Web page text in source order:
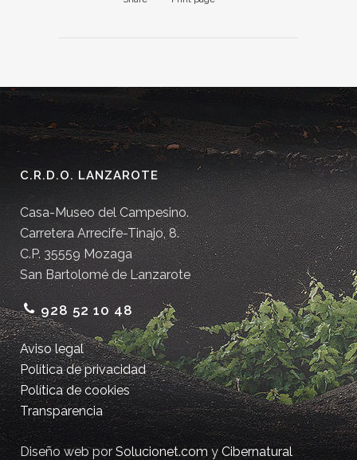
C.R.D.O. LANZAROTE
Casa-Museo del Campesino.
Carretera Arrecife-Tinajo, 8.
C.P. 35559 Mozaga
San Bartolomé de Lanzarote
928 52 10 48
Aviso legal
Política de privacidad
Política de cookies
Transparencia
Diseño web porSolucionet.comyCibernatural